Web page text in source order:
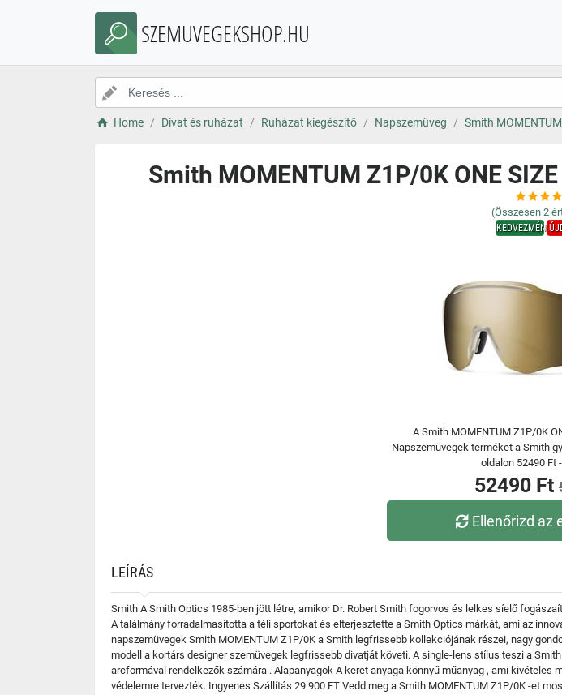
SZEMUVEGEKSHOP.HU
Home Divat és ruházat Ruházat kiegészítő Napszemüveg Smith
Smith MOMENTUM Z1P/0K ONE
(Összesen 2
KEDVEZMÉNY
A Smith MOMENTUM Z1P/0K
Napszemüvegek terméket a Smith
oldalon 52490 Ft
52490 Ft
Ellenőrizd az
LEÍRÁS
Smith A Smith Optics 1985-ben jött létre, amikor Dr. Robert Smith fogorvos és lelkes síelő
A találmány forradalmasította a téli sportokat és elterjesztette a Smith Optics márkát, ami az
napszemüvegek Smith MOMENTUM Z1P/0K a Smith legfrissebb kollekciójának részei, nagy
modell a kortárs designer szemüvegek legfrissebb divatját követi. A single-lens stílus teszi a
arcformával rendelkezők számára . Alapanyagok A keret anyaga könnyű műanyag , ami
védelemre tervezték. Ingyenes Szállítás 29 900 FT Vedd meg a Smith MOMENTUM Z1P/0K -et